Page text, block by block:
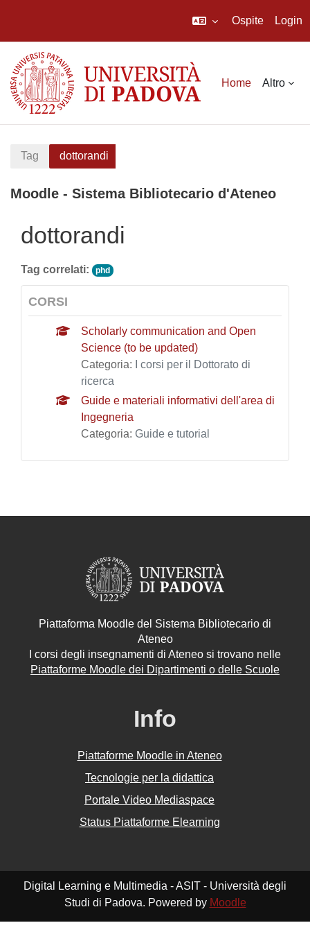
Ospite Login
Home Altro
Tag dottorandi
Moodle - Sistema Bibliotecario d'Ateneo
dottorandi
Tag correlati: phd
CORSI
Scholarly communication and Open
Science (to be updated)
Categoria:
I corsi per il Dottorato di
ricerca
Guide e materiali informativi dell'area di
Ingegneria
Categoria: Guide e tutorial
Piattaforma Moodle del Sistema Bibliotecario di
Ateneo
I corsi degli insegnamenti di Ateneo si trovano nelle
Piattaforme Moodle dei Dipartimenti o delle Scuole
Info
Piattaforme Moodle in Ateneo
Tecnologie per la didattica
Portale Video Mediaspace
Status Piattaforme Elearning
Digital Learning e Multimedia - ASIT - Università degli
Studi di Padova. Powered by Moodle